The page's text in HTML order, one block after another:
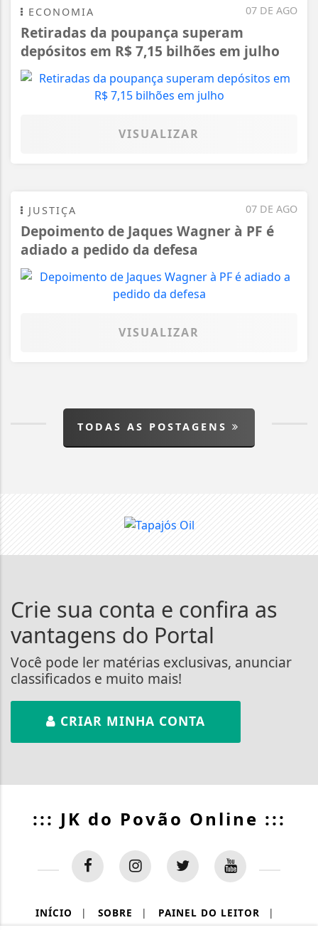
07 DE AGO
ECONOMIA
Retiradas da poupança superam
depósitos em R$ 7,15 bilhões em julho
VISUALIZAR
07 DE AGO
JUSTIÇA
Depoimento de Jaques Wagner à PF é
adiado a pedido da defesa
VISUALIZAR
TODAS AS POSTAGENS
Crie sua conta e confira as
vantagens do Portal
Você pode ler matérias exclusivas, anunciar
classificados e muito mais!
CRIAR MINHA CONTA
::: JK do Povão Online :::
INÍCIO | SOBRE | PAINEL DO LEITOR |